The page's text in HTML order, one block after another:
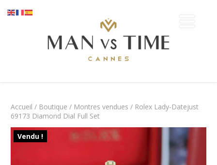
Accueil / Boutique / Montres vendues / Rolex Lady-Datejust
69173 Diamond Dial Full Set
Vendu !